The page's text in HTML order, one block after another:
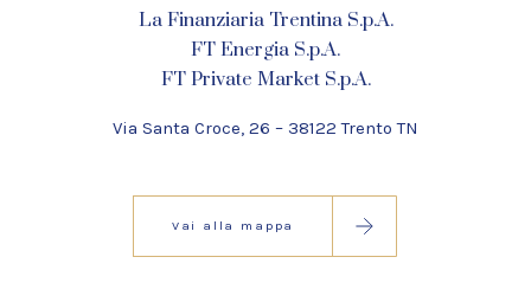
La Finanziaria Trentina S.p.A.
FT Energia S.p.A.
FT Private Market S.p.A.
Via Santa Croce, 26 – 38122 Trento TN
Vai alla mappa